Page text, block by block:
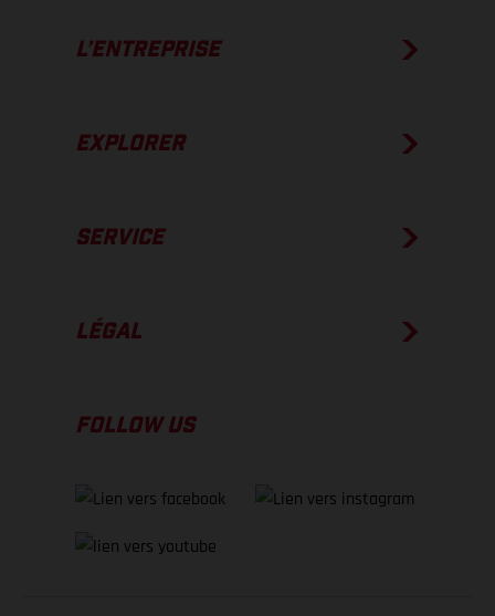
L’ENTREPRISE
EXPLORER
SERVICE
LÉGAL
FOLLOW US